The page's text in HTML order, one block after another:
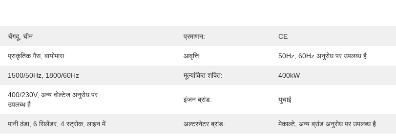
चेंगदू, चीन प्रमाणन: CE
प्राकृतिक गैस, बायोमास आवृत्ति: 50Hz, 60Hz अनुरोध पर उपलब्ध है
1500/50Hz, 1800/60Hz मूल्यांकित शक्ति: 400kW
400/230V, अन्य वोल्टेज अनुरोध पर
उपलब्ध है
इंजन ब्रांड: युचाई
पानी ठंडा, 6 सिलेंडर, 4 स्ट्रोक, लाइन में अल्टरनेटर ब्रांड: मेकाल्टे, अन्य ब्रांड अनुरोध पर उपलब्ध है